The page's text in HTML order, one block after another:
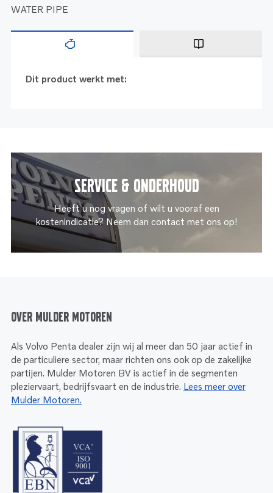
Reman – Industrie
WATER PIPE
Dit product werkt met:
Service & onderhoud
Heeft u nog vragen of wilt u vooraf een
kostenindicatie? Neem dan contact met ons op!
Over Mulder Motoren
Als Volvo Penta dealer zijn wij al meer dan 50 jaar actief in
de particuliere sector, maar richten ons ook op de zakelijke
partijen. Mulder Motoren BV is actief in de segmenten
pleziervaart, bedrijfsvaart en de industrie. Lees meer over
Mulder Motoren.